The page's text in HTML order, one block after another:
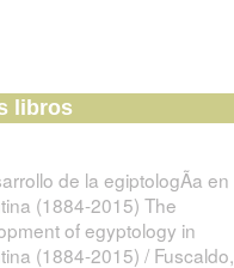
libros
de la egiptologÃ­a en
(1884-2015) The
of egyptology in
(1884-2015) / Fuscaldo,